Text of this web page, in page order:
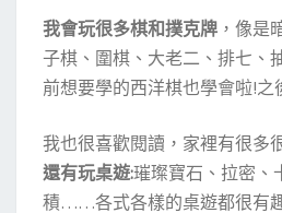
我會玩很多棋和撲克牌 ，像是
子棋、圍棋、大老二、排七、
前想要學的西洋棋也學會啦!之
我也很喜歡閱讀，家裡有很多
還有玩桌遊:璀璨寶石、拉密、
積……各式各樣的桌遊都很有